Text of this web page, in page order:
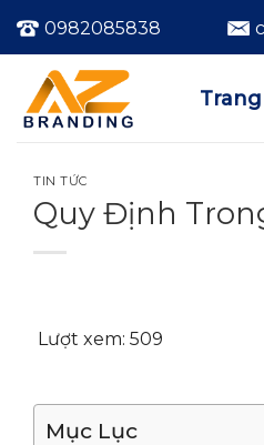
qua
dung
0982085838
TIN TỨC
Quy Định
Lượt xem: 509
Mục Lục